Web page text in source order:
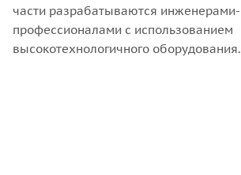
части разрабатываются инженерами-
профессионалами с использованием
высокотехнологичного оборудования.